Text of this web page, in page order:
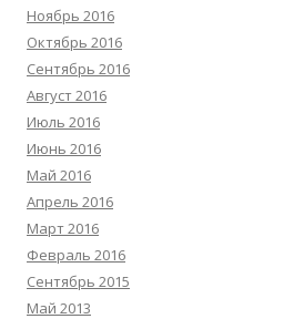
Ноябрь 2016
Октябрь 2016
Сентябрь 2016
Август 2016
Июль 2016
Июнь 2016
Май 2016
Апрель 2016
Март 2016
Февраль 2016
Сентябрь 2015
Май 2013